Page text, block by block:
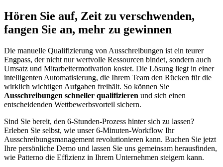
Hören Sie auf, Zeit zu verschwenden,
fangen Sie an, mehr zu gewinnen
Die manuelle Qualifizierung von Ausschreibungen ist ein teurer
Engpass, der nicht nur wertvolle Ressourcen bindet, sondern auch
Umsatz und Mitarbeitermotivation kostet. Die Lösung liegt in einer
intelligenten Automatisierung, die Ihrem Team den Rücken für die
wirklich wichtigen Aufgaben freihält. So können Sie
Ausschreibungen schneller qualifizieren und sich einen
entscheidenden Wettbewerbsvorteil sichern.
Sind Sie bereit, den 6-Stunden-Prozess hinter sich zu lassen?
Erleben Sie selbst, wie unser 6-Minuten-Workflow Ihr
Ausschreibungsmanagement revolutionieren kann. Buchen Sie jetzt
Ihre persönliche Demo und lassen Sie uns gemeinsam herausfinden,
wie Patterno die Effizienz in Ihrem Unternehmen steigern kann.